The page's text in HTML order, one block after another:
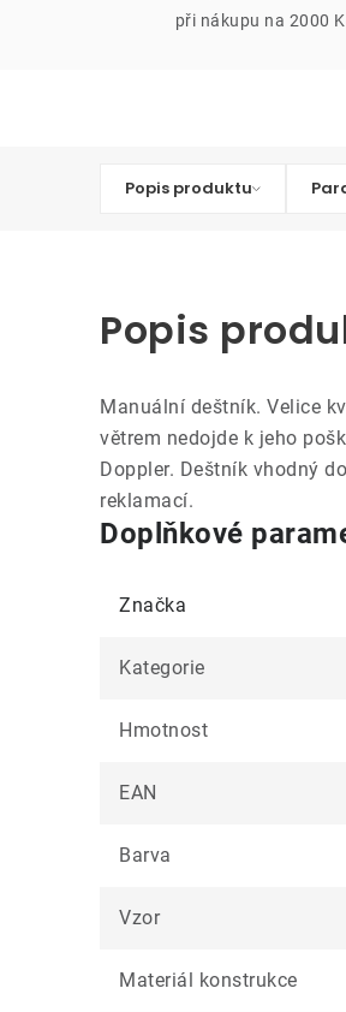
při nákupu na 2000
Popis produktu
Popis
Manuální deštník. Velice
větrem nedojde k jeho
Doppler. Deštník vhodný
reklamací.
Doplňkové
Značka
Kategorie
Hmotnost
EAN
Barva
Vzor
Materiál konstrukce